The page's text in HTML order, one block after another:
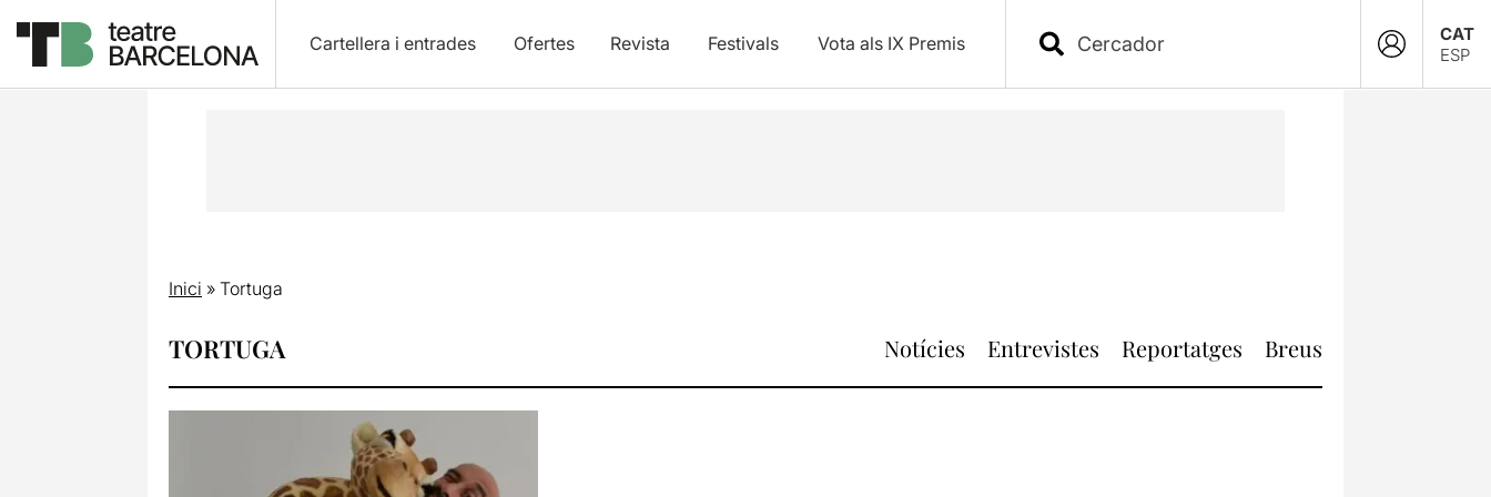
Cartellera i entrades Ofertes Revista Festivals Vota als IX Premis
CAT
ESP
Inici » Tortuga
TORTUGA Notícies Entrevistes Reportatges Breus